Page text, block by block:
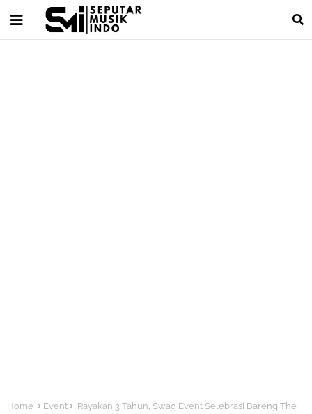
Home Event
Rayakan 3 Tahun, Swag Event Selebrasi Bareng The